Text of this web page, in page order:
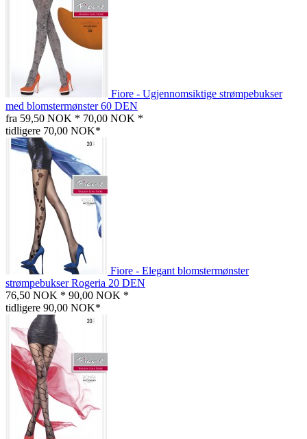
Fiore - Ugjennomsiktige strømpebukser
med blomstermønster 60 DEN
fra 59,50 NOK * 70,00 NOK *
tidligere 70,00 NOK*
Fiore - Elegant blomstermønster
strømpebukser Rogeria 20 DEN
76,50 NOK * 90,00 NOK *
tidligere 90,00 NOK*